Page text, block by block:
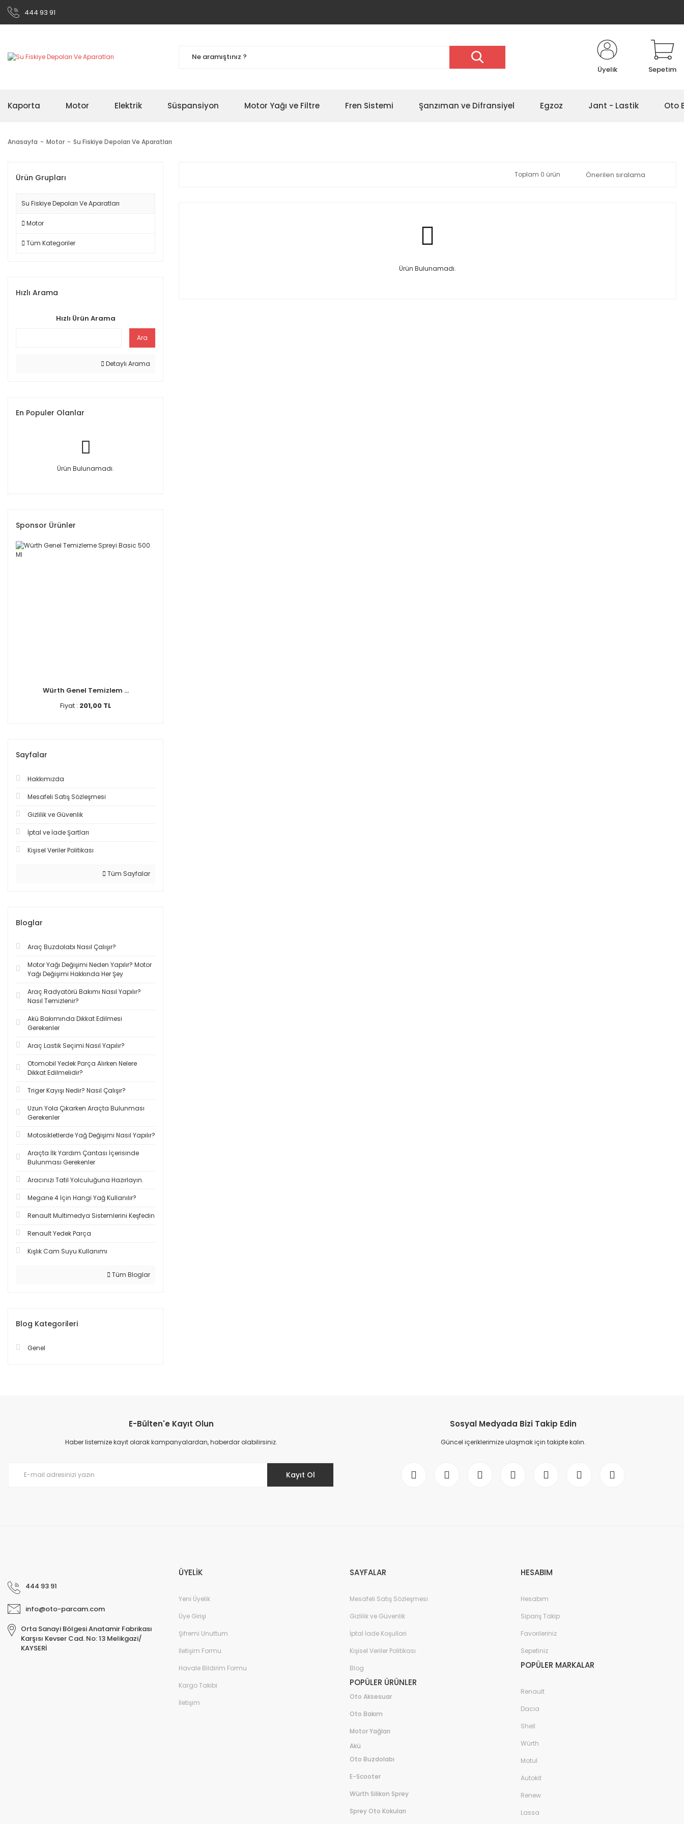
444 93 91
Üyelik Sepetim
Kaporta Motor Elektrik Süspansiyon Motor Yağı ve Filtre Fren Sistemi Şanzıman ve Difransiyel Egzoz Jant - Lastik Oto
Anasayfa Motor Su Fiskiye Depoları Ve Aparatları
Ürün Grupları
Su Fiskiye Depoları Ve Aparatları
Motor
Tüm Kategoriler
Hızlı Arama
Hızlı Ürün Arama
Ara
Detaylı Arama
En Populer Olanlar
Ürün Bulunamadı.
Sponsor Ürünler
Würth Genel Temizlem ...
Fiyat : 201,00 TL
Sayfalar
Hakkımızda
Mesafeli Satış Sözleşmesi
Gizlilik ve Güvenlik
İptal ve İade Şartları
Kişisel Veriler Politikası
Tüm Sayfalar
Bloglar
Araç Buzdolabı Nasıl Çalışır?
Motor Yağı Değişimi Neden Yapılır? Motor
Yağı Değişimi Hakkında Her Şey
Araç Radyatörü Bakımı Nasıl Yapılır?
Nasıl Temizlenir?
Akü Bakımında Dikkat Edilmesi
Gerekenler
Araç Lastik Seçimi Nasıl Yapılır?
Otomobil Yedek Parça Alırken Nelere
Dikkat Edilmelidir?
Triger Kayışı Nedir? Nasıl Çalışır?
Uzun Yola Çıkarken Araçta Bulunması
Gerekenler
Motosikletlerde Yağ Değişimi Nasıl Yapılır?
Araçta İlk Yardım Çantası İçerisinde
Bulunması Gerekenler
Aracınızı Tatil Yolculuğuna Hazırlayın.
Megane 4 İçin Hangi Yağ Kullanılır?
Renault Multimedya Sistemlerini Keşfedin
Renault Yedek Parça
Kışlık Cam Suyu Kullanımı
Tüm Bloglar
Blog Kategorileri
Genel
Toplam 0 ürün
Ürün Bulunamadı.
E-Bülten'e Kayıt Olun
Haber listemize kayıt olarak kampanyalardan, haberdar olabilirsiniz.
Kayıt Ol
Sosyal Medyada Bizi Takip Edin
Güncel içeriklerimize ulaşmak için takipte kalın.
444 93 91
info@oto-parcam.com
Orta Sanayi Bölgesi Anatamir Fabrikası
Karşısı Kevser Cad. No: 13 Melikgazi/
KAYSERİ
ÜYELİK
Yeni Üyelik
Üye Girişi
Şifremi Unuttum
İletişim Formu
Havale Bildirim Formu
Kargo Takibi
İletişim
SAYFALAR
Mesafeli Satış Sözleşmesi
Gizlilik ve Güvenlik
İptal İade Koşullari
Kişisel Veriler Politikası
Blog
POPÜLER ÜRÜNLER
Oto Aksesuar
Oto Bakım
Motor Yağları
Akü
Oto Buzdolabı
E-Scooter
Würth Silikon Sprey
Sprey Oto Kokuları
HESABIM
Hesabım
Sipariş Takip
Favorileriniz
Sepetiniz
POPÜLER MARKALAR
Renault
Dacia
Shell
Würth
Motul
Autokit
Renew
Lassa